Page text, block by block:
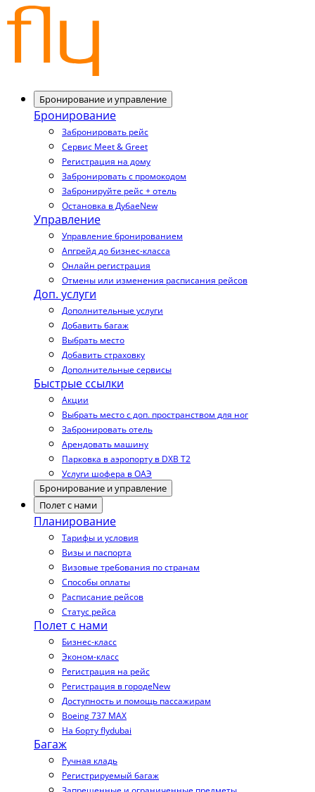
Бронирование и управление
Бронирование
Забронировать рейс
Сервис Meet & Greet
Регистрация на дому
Забронировать с промокодом
Забронируйте рейс + отель
Остановка в ДубаеNew
Управление
Управление бронированием
Апгрейд до бизнес-класса
Онлайн регистрация
Отмены или изменения расписания рейсов
Доп. услуги
Дополнительные услуги
Добавить багаж
Выбрать место
Добавить страховку
Дополнительные сервисы
Быстрые ссылки
Акции
Выбрать место с доп. пространством для ног
Забронировать отель
Арендовать машину
Парковка в аэропорту в DXB T2
Услуги шофера в ОАЭ
Бронирование и управление
Полет с нами
Планирование
Тарифы и условия
Визы и паспорта
Визовые требования по странам
Способы оплаты
Расписание рейсов
Статус рейса
Полет с нами
Бизнес-класс
Эконом-класс
Регистрация на рейс
Регистрация в городеNew
Доступность и помощь пассажирам
Boeing 737 MAX
На борту flydubai
Багаж
Ручная кладь
Регистрируемый багаж